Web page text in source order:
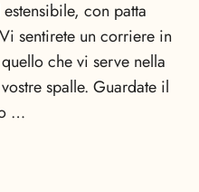
con patta
sentirete un corriere in
che vi serve nella
spalle. Guardate il
…